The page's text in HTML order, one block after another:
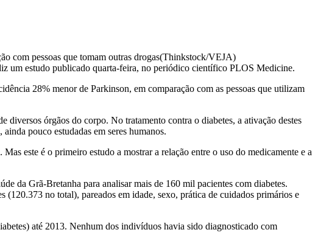
com pessoas que tomam outras drogas(Thinkstock/VEJA)
um estudo publicado quarta-feira, no periódico científico PLOS Medicine.
28% menor de Parkinson, em comparação com as pessoas que utilizam
órgãos do corpo. No tratamento contra o diabetes, a ativação destes
pouco estudadas em seres humanos.
este é o primeiro estudo a mostrar a relação entre o uso do medicamente e a
da Grã-Bretanha para analisar mais de 160 mil pacientes com diabetes.
no total), pareados em idade, sexo, prática de cuidados primários e
até 2013. Nenhum dos indivíduos havia sido diagnosticado com